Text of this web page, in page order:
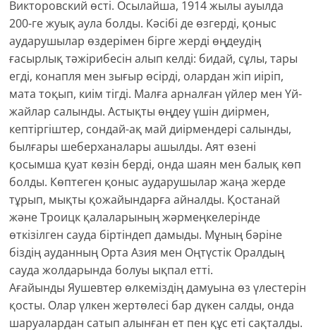
Викторовский өсті. Осылайша, 1914 жылы ауылда
200-ге жуық аула болды. Кәсібі де өзгерді, қоныс
аударушылар өздерімен бірге жерді өңдеудің
ғасырлық тәжірибесін алып келді: бидай, сұлы, тары
егді, конапля мен зығыр өсірді, олардан жіп иіріп,
мата тоқып, киім тігді. Малға арналған үйлер мен Үй-
жайлар салынды. Астықты өңдеу үшін диірмен,
кептіргіштер, сондай-ақ май диірмендері салынды,
былғары шеберханалары ашылды. Аят өзені
қосымша қуат көзін берді, онда шаян мен балық көп
болды. Көптеген қоныс аударушылар жаңа жерде
тұрып, мықты қожайындарға айналды. Қостанай
және Троицк қалаларының жәрмеңкелерінде
өткізілген сауда біртіндеп дамыды. Мұның бәріне
біздің ауданның Орта Азия мен Оңтүстік Оралдың
сауда жолдарында болуы ықпал етті.
Ағайынды Яушевтер өлкеміздің дамуына өз үлестерін
қосты. Олар үлкен жертөлесі бар дүкен салды, онда
шаруалардан сатып алынған ет пен құс еті сақталды.